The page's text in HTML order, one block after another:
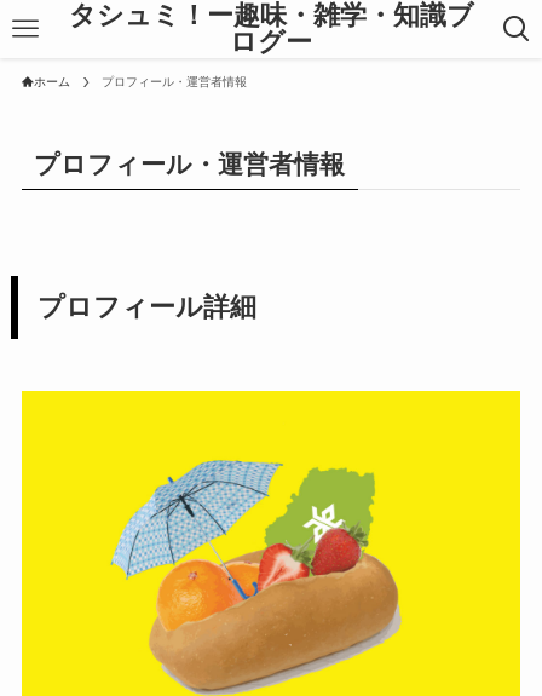
タシュミ！ー趣味・雑学・知識ブ
ログー
ホーム プロフィール・運営者情報
プロフィール・運営者情報
プロフィール詳細